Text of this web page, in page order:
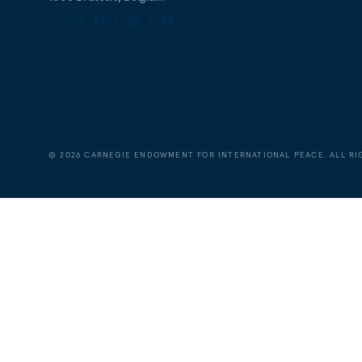
©2026 CARNEGIE ENDOWMENT FOR INTERNATIONAL PEACE. ALL